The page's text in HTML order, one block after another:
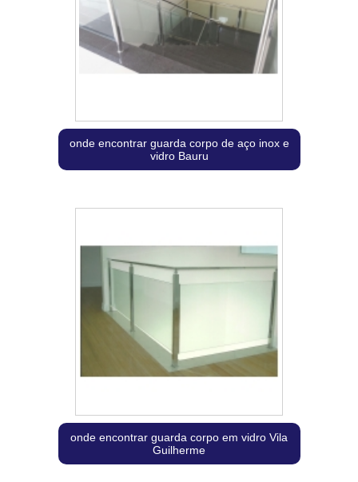
onde encontrar guarda corpo de aço inox e
vidro Bauru
onde encontrar guarda corpo em vidro Vila
Guilherme